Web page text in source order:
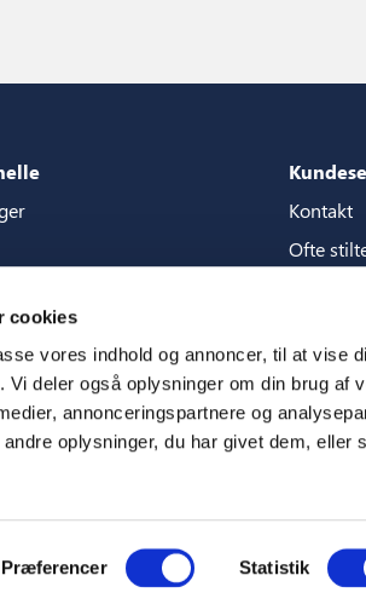
cookies
vores indhold og annoncer, til at vise
deler også oplysninger om din brug af
annonceringspartnere og
oplysninger, du har givet dem, eller
Præferencer Statistik
for content store
Kontakt
Ofte
CSR